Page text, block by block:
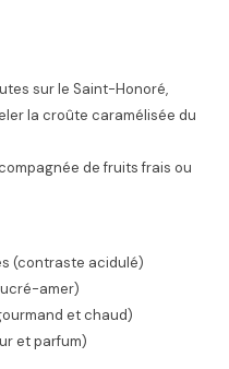
sur le Saint-Honoré,
la croûte caramélisée du
de fruits frais ou
(contraste acidulé)
amer)
et chaud)
et parfum)